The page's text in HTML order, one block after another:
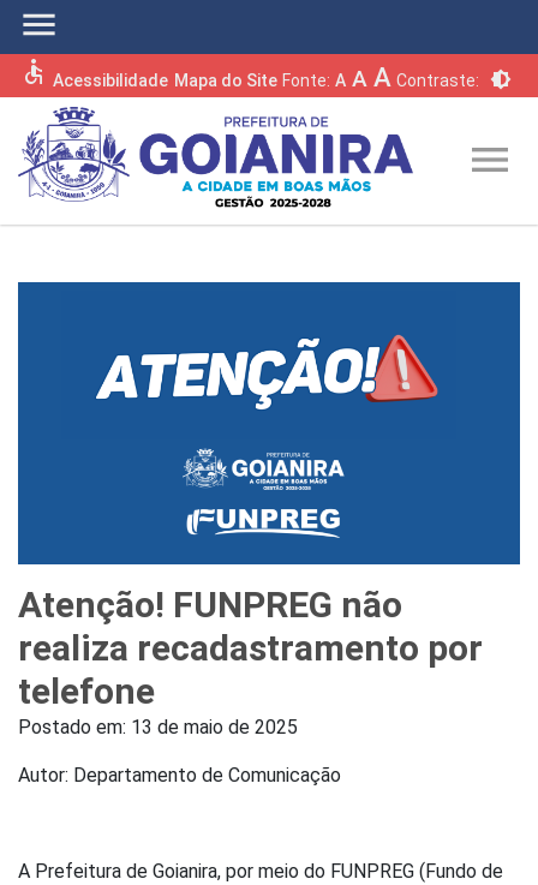
menu
accessible Acessibilidade Mapa do Site Fonte: A A A Contraste: brightness_6
menu
Atenção! FUNPREG não
realiza recadastramento por
telefone
Postado em: 13 de maio de 2025
Autor: Departamento de Comunicação
A Prefeitura de Goianira, por meio do FUNPREG (Fundo de